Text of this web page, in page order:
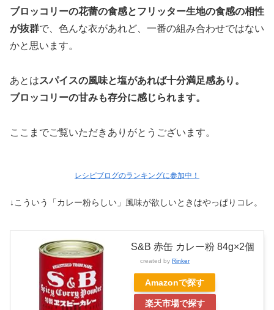
ブロッコリーの花蕾の食感とフリッター生地の食感の相性
が抜群で、色んな衣があれど、一番の組み合わせではない
かと思います。
あとはスパイスの風味と塩があれば十分満足感あり。
ブロッコリーの甘みも存分に感じられます。
ここまでご覧いただきありがとうございます。
レシピブログのランキングに参加中！
↓こういう「カレー粉らしい」風味が欲しいときはやっぱりコレ。
S&B 赤缶 カレー粉 84g×2個
created by Rinker
Amazonで探す
楽天市場で探す